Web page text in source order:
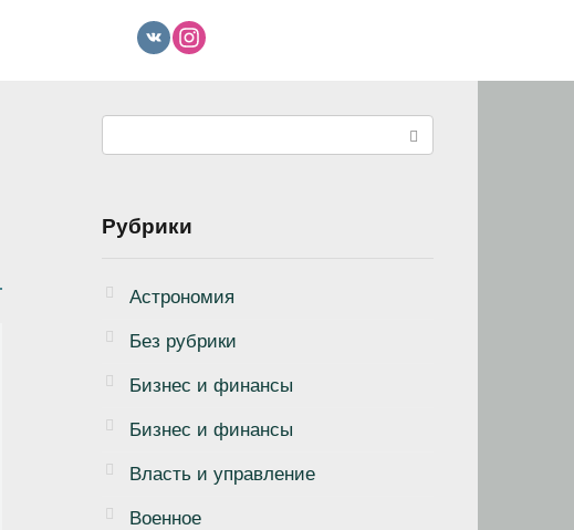
Рубрики
Астрономия
Без рубрики
Бизнеc и финансы
Бизнес и финансы
Власть и управление
Военное